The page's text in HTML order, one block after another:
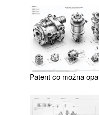
Patent co można